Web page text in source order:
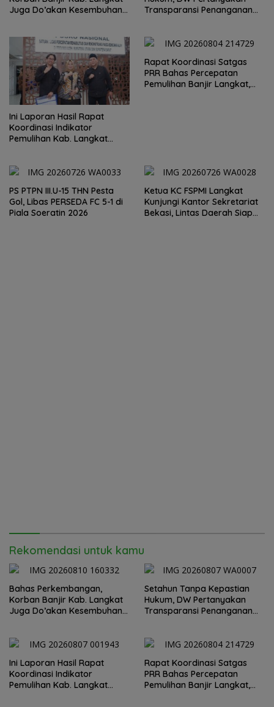
Juga Do’akan Kesembuhan
Transparansi Penanganan
Ini Laporan Hasil Rapat
Koordinasi Indikator
Pemulihan Kab. Langkat
Rapat Koordinasi Satgas
PRR Bahas Percepatan
Pemulihan Banjir Langkat,
PS PTPN III.U-15 THN Pesta
Gol, Libas PERSEDA FC 5-1 di
Piala Soeratin 2026
Ketua KC FSPMI Langkat
Kunjungi Kantor Sekretariat
Bekasi, Lintas Daerah Siap
Rekomendasi untuk kamu
Bahas Perkembangan,
Korban Banjir Kab. Langkat
Juga Do’akan Kesembuhan
Setahun Tanpa Kepastian
Hukum, DW Pertanyakan
Transparansi Penanganan
Ini Laporan Hasil Rapat
Koordinasi Indikator
Pemulihan Kab. Langkat
Rapat Koordinasi Satgas
PRR Bahas Percepatan
Pemulihan Banjir Langkat,